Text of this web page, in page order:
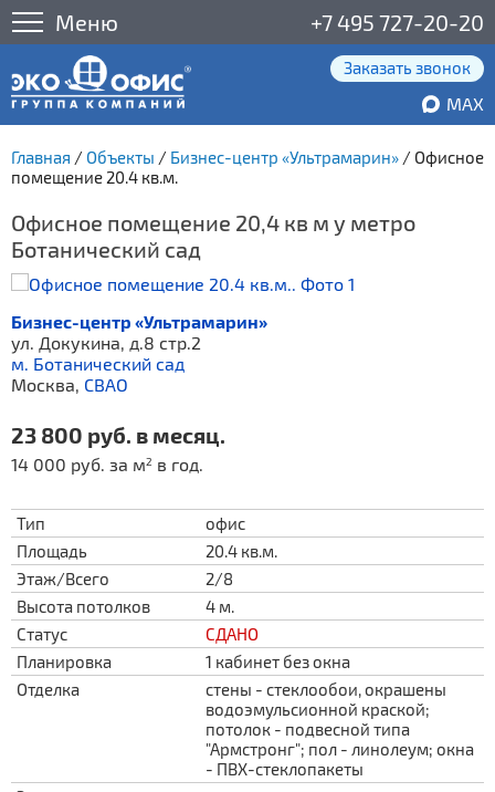
Меню +7 495 727-20-20
Заказать звонок
MAX
Главная / Объекты / Бизнес-центр «Ультрамарин» / Офисное
помещение 20.4 кв.м.
Офисное помещение 20,4 кв м у метро
Ботанический сад
Бизнес-центр «Ультрамарин»
ул. Докукина, д.8 стр.2
м. Ботанический сад
Москва, СВАО
23 800 руб. в месяц.
14 000 руб. за м2 в год.
Тип
офис
Площадь
20.4 кв.м.
Этаж/Всего
2/8
Высота потолков
4 м.
Статус
СДАНО
Планировка
1 кабинет без окна
Отделка
стены - стеклообои, окрашены
водоэмульсионной краской;
потолок - подвесной типа
"Армстронг"; пол - линолеум; окна
- ПВХ-стеклопакеты